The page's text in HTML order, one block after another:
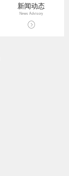
新闻动态
News Advisory